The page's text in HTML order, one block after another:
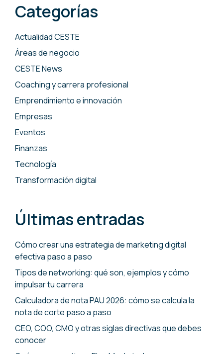
Categorías
Actualidad CESTE
Áreas de negocio
CESTE News
Coaching y carrera profesional
Emprendimiento e innovación
Empresas
Eventos
Finanzas
Tecnología
Transformación digital
Últimas entradas
Cómo crear una estrategia de marketing digital
efectiva paso a paso
Tipos de networking: qué son, ejemplos y cómo
impulsar tu carrera
Calculadora de nota PAU 2026: cómo se calcula la
nota de corte paso a paso
CEO, COO, CMO y otras siglas directivas que debes
conocer